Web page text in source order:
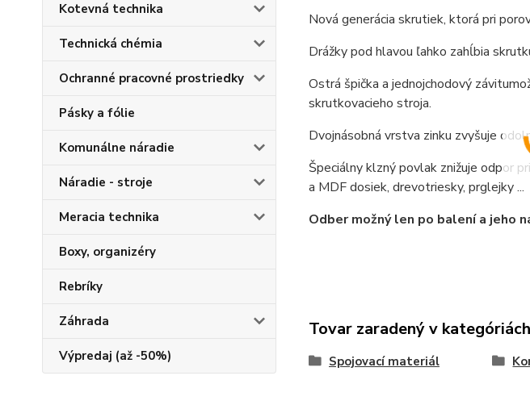
Kotevná technika
Technická chémia
Ochranné pracovné prostriedky
Pásky a fólie
Komunálne náradie
Náradie - stroje
Meracia technika
Boxy, organizéry
Rebríky
Záhrada
Výpredaj (až -50%)
Nová generácia skrutiek, ktorá pri
Drážky pod hlavou ľahko zahĺbia
Ostrá špička a jednojchodový
skrutkovacieho stroja.
Dvojnásobná vrstva zinku zvyšuje
Špeciálny klzný povlak znižuje odpor
a MDF dosiek, drevotriesky, prglejky ...
Odber možný len po balení a jeho
Tovar zaradený v kategóriách
Spojovací materiál